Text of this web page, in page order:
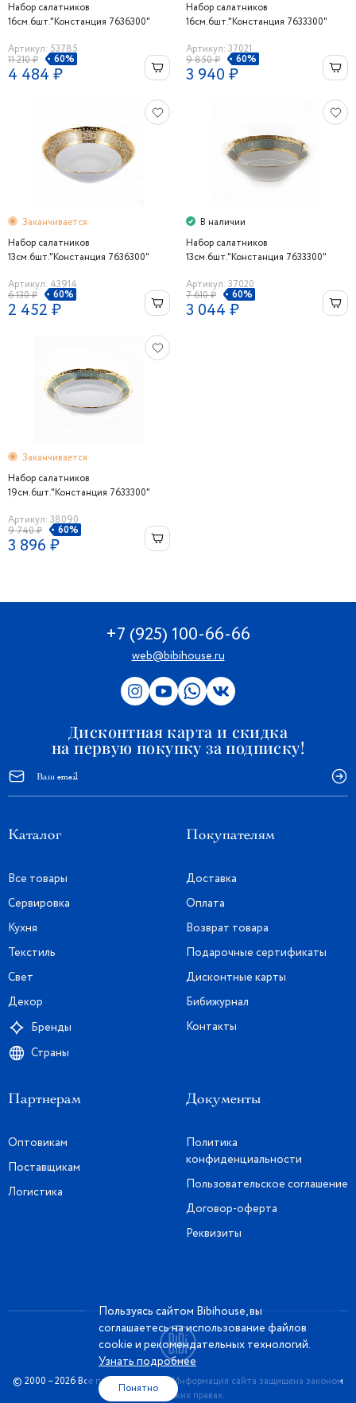
Набор салатников
16см.6шт."Констанция 7636300"
Артикул: 53785
11 210 ₽
60%
4 484 ₽
Набор салатников
16см.6шт."Констанция 7633300"
Артикул: 37021
9 850 ₽
60%
3 940 ₽
Заканчивается
Набор салатников
13см.6шт."Констанция 7636300"
Артикул: 43914
6 130 ₽
60%
2 452 ₽
В наличии
Набор салатников
13см.6шт."Констанция 7633300"
Артикул: 37020
7 610 ₽
60%
3 044 ₽
Заканчивается
Набор салатников
19см.6шт."Констанция 7633300"
Артикул: 38090
9 740 ₽
60%
3 896 ₽
+7 (925) 100-66-66
web@bibihouse.ru
Дисконтная карта и скидка
на первую покупку за подписку!
Каталог
Все товары
Сервировка
Кухня
Текстиль
Свет
Декор
Бренды
Страны
Покупателям
Доставка
Оплата
Возврат товара
Подарочные сертификаты
Дисконтные карты
Бибижурнал
Контакты
Партнерам
Оптовикам
Поставщикам
Логистика
Документы
Политика
конфиденциальности
Пользовательское соглашение
Договор-оферта
Реквизиты
© 2000 – 2026 Все права защищены. Информация сайта защищена законом
об авторских правах.
Пользуясь сайтом Bibihouse, вы
соглашаетесь на использование файлов
cookie и рекомендательных технологий.
Узнать подробнее
Понятно